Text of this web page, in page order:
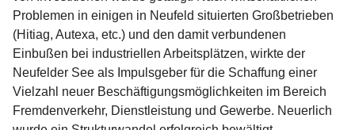
Problemen in einigen in Neufeld situierten Großbetrieben
(Hitiag, Autexa, etc.) und den damit verbundenen
Einbußen bei industriellen Arbeitsplätzen, wirkte der
Neufelder See als Impulsgeber für die Schaffung einer
Vielzahl neuer Beschäftigungsmöglichkeiten im Bereich
Fremdenverkehr, Dienstleistung und Gewerbe. Neuerlich